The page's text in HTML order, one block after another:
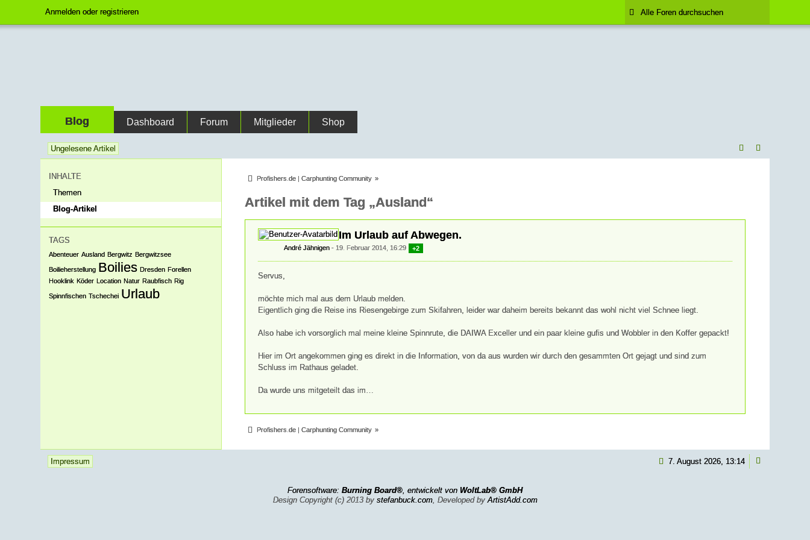
Anmelden oder registrieren
Blog Dashboard Forum Mitglieder Shop
Ungelesene Artikel
INHALTE
Themen
Blog-Artikel
TAGS
Abenteuer Ausland Bergwitz Bergwitzsee
Boilieherstellung Boilies Dresden Forellen
Hooklink Köder Location Natur Raubfisch Rig
Spinnfischen Tschechei Urlaub
Profishers.de | Carphunting Community »
Artikel mit dem Tag „Ausland“
Im Urlaub auf Abwegen.
André Jähnigen 19. Februar 2014, 16:29 +2
Servus,
möchte mich mal aus dem Urlaub melden.
Eigentlich ging die Reise ins Riesengebirge zum Skifahren, leider war daheim bereits bekannt das wohl nicht viel Schnee liegt.
Also habe ich vorsorglich mal meine kleine Spinnrute, die DAIWA Exceller und ein paar kleine gufis und Wobbler in den Koffer gepackt!
Hier im Ort angekommen ging es direkt in die Information, von da aus wurden wir durch den gesammten Ort gejagt und sind zum
Schluss im Rathaus geladet.
Da wurde uns mitgeteilt das im…
Profishers.de | Carphunting Community »
Impressum 7. August 2026, 13:14
Forensoftware: Burning Board®, entwickelt von WoltLab® GmbH
Design Copyright (c) 2013 by stefanbuck.com, Developed byArtistAdd.com